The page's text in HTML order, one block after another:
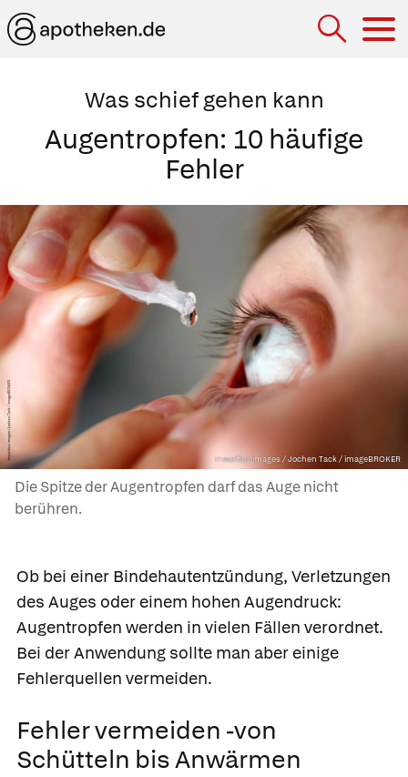
Was schief gehen kann
Augentropfen: 10 häufige
Fehler
mauritius images / Jochen Tack / imageBROKER
Die Spitze der Augentropfen darf das Auge nicht
berühren.
Ob bei einer Bindehautentzündung, Verletzungen
des Auges oder einem hohen Augendruck:
Augentropfen werden in vielen Fällen verordnet.
Bei der Anwendung sollte man aber einige
Fehlerquellen vermeiden.
Fehler vermeiden -von
Schütteln bis Anwärmen